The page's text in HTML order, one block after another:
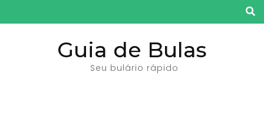
para
Guia de Bulas
Seu bulário rápido